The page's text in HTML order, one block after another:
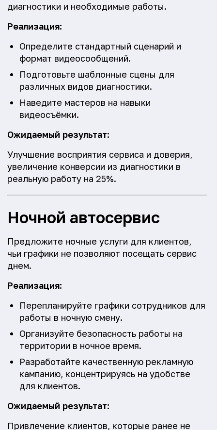
диагностики и необходимые работы.
Реализация:
Определите стандартный сценарий и
формат видеосообщений.
Подготовьте шаблонные сцены для
различных видов диагностики.
Наведите мастеров на навыки
видеосъёмки.
Ожидаемый результат:
Улучшение восприятия сервиса и доверия,
увеличение конверсии из диагностики в
реальную работу на 25%.
Ночной автосервис
Предложите ночные услуги для клиентов,
чьи графики не позволяют посещать сервис
днем.
Реализация:
Перепланируйте графики сотрудников для
работы в ночную смену.
Организуйте безопасность работы на
территории в ночное время.
Разработайте качественную рекламную
кампанию, концентрируясь на удобстве
для клиентов.
Ожидаемый результат:
Привлечение клиентов, которые ранее не